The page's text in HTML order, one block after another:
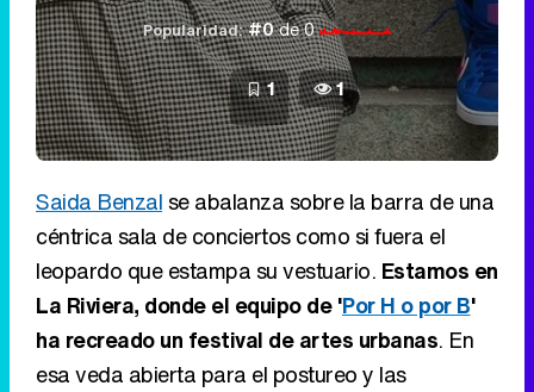
Popularidad: #0de 0
1 1
Saida Benzal se abalanza sobre la barra de una
céntrica sala de conciertos como si fuera el
leopardo que estampa su vestuario. Estamos en
La Riviera, donde el equipo de 'Por H o por B'
ha recreado un festival de artes urbanas. En
esa veda abierta para el postureo y las